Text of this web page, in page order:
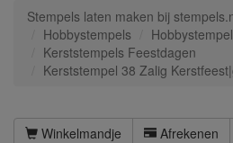
Stempels laten maken bij
Hobbystempels
Kerststempels Feestdagen
Kerststempel 38 Zalig
Winkelmandje Afrekenen